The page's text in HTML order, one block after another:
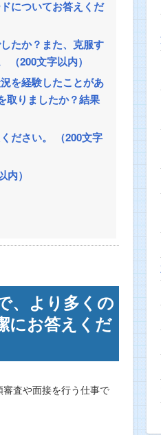
についてお答えくだ
たか？また、克服す
200文字以内）
を経験したことがあ
取りましたか？結果
ださい。 （200文字
）
、より多くの
にお答えくだ
査や面接を行う仕事で